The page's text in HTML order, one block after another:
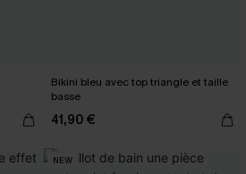
Bikini bleu avec top triangle et taille
basse
41,90 €
NEW